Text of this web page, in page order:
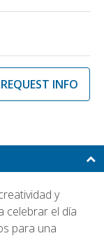
REQUEST INFO
y
celebrar el día
para una